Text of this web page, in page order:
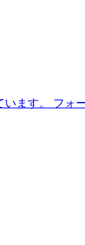
ます。 フォ